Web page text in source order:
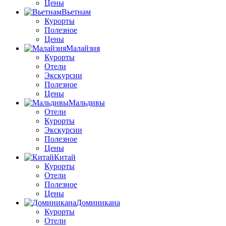
Цены
Вьетнам
Курорты
Полезное
Цены
Малайзия
Курорты
Отели
Экскурсии
Полезное
Цены
Мальдивы
Отели
Курорты
Экскурсии
Полезное
Цены
Китай
Курорты
Отели
Полезное
Цены
Доминикана
Курорты
Отели